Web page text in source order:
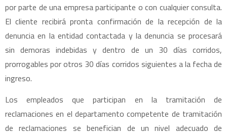
por parte de una empresa participante o con cualquier consulta.
El cliente recibirá pronta confirmación de la recepción de la
denuncia en la entidad contactada y la denuncia se procesará
sin demoras indebidas y dentro de un 30 días corridos,
prorrogables por otros 30 días corridos siguientes a la fecha de
ingreso.
Los empleados que participan en la tramitación de
reclamaciones en el departamento competente de tramitación
de reclamaciones se benefician de un nivel adecuado de